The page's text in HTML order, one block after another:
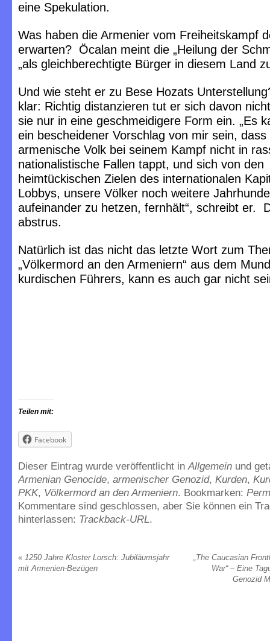
eine Spekulation.
Was haben die Armenier vom Freiheitskampf
erwarten? Öcalan meint die „Heilung der
„als gleichberechtigte Bürger in diesem Land
Und wie steht er zu Bese Hozats
klar: Richtig distanzieren tut er sich davon
sie nur in eine geschmeidigere Form ein. „Es
ein bescheidener Vorschlag von mir sein, dass
armenische Volk bei seinem Kampf nicht in
nationalistische Fallen tappt, und sich von den
heimtückischen Zielen des internationalen
Lobbys, unsere Völker noch weitere
aufeinander zu hetzen, fernhält“, schreibt er.
abstrus.
Natürlich ist das nicht das letzte Wort zum
„Völkermord an den Armeniern“ aus dem
kurdischen Führers, kann es auch gar nicht
Teilen mit:
Facebook
Dieser Eintrag wurde veröffentlicht inAllgemein und
Armenian Genocide, armenischer Genozid, Kurden,
PKK, Völkermord an den Armeniern. Bookmarken:
Kommentare sind geschlossen, aber Sie können ein
hinterlassen: Trackback-URL.
« 1250 Jahre Kloster Lorsch: Jubiläumsjahr
mit Armenien-Bezügen
„The Caucasian
War“ – Eine
Genozid